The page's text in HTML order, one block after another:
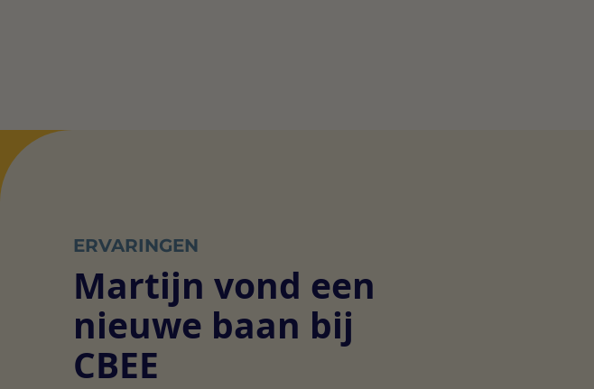
ERVARINGEN
Martijn vond een
nieuwe baan bij
CBEE